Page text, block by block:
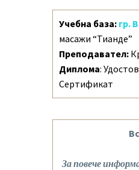
Учебна база: гр.
масажи “Тианде”
Преподавател:
Диплома:
Сертификат
За повече